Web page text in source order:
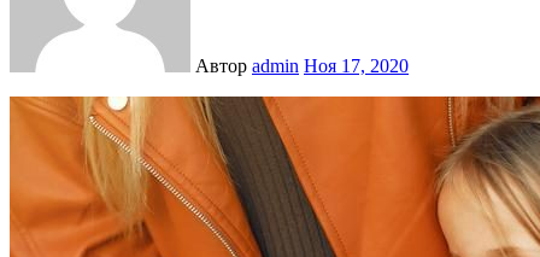
Автор admin Ноя 17, 2020